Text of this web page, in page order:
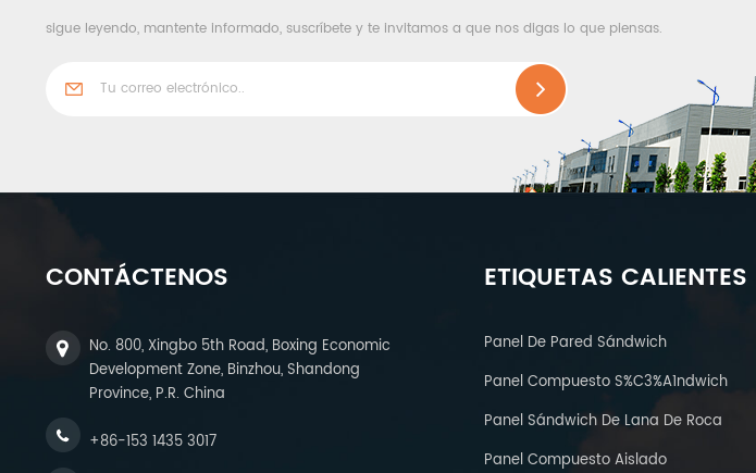
sigue leyendo, mantente informado, suscríbete y te invitamos a que nos digas lo que piensas.
CONTÁCTENOS
No. 800, Xingbo 5th Road, Boxing Economic
Development Zone, Binzhou, Shandong
Province, P.R. China
+86-153 1435 3017
ETIQUETAS CALIENTES
Panel De Pared Sándwich
Panel Compuesto S%C3%A1ndwich
Panel Sándwich De Lana De Roca
Panel Compuesto Aislado